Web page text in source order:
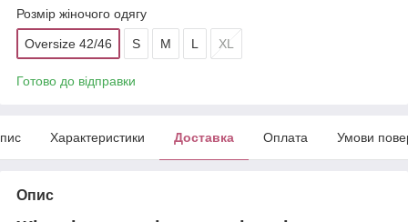
Розмір жіночого одягу
Oversize 42/46 S М L XL
Готово до відправки
Характеристики Доставка Оплата Умови
Опис